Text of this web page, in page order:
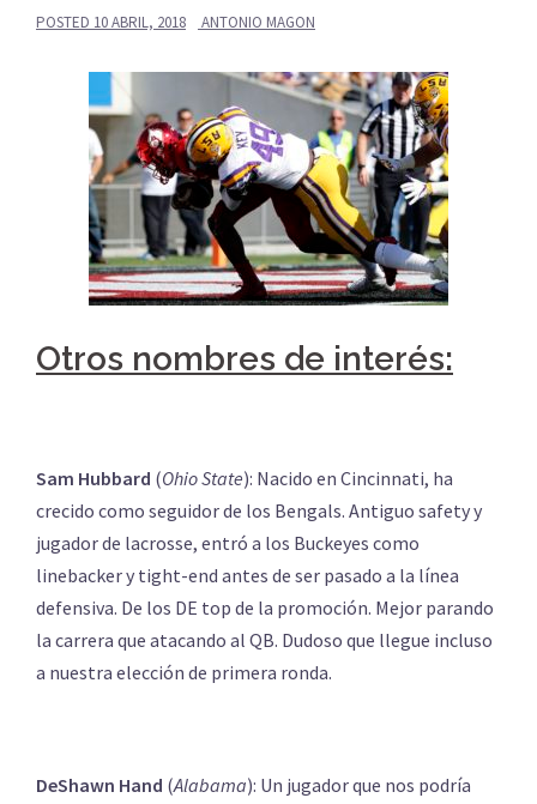
POSTED 10 ABRIL, 2018 ANTONIO MAGON
Otros nombres de interés:
Sam Hubbard (Ohio State): Nacido en Cincinnati, ha
crecido como seguidor de los Bengals. Antiguo safety y
jugador de lacrosse, entró a los Buckeyes como
linebacker y tight-end antes de ser pasado a la línea
defensiva. De los DE top de la promoción. Mejor parando
la carrera que atacando al QB. Dudoso que llegue incluso
a nuestra elección de primera ronda.
DeShawn Hand (Alabama): Un jugador que nos podría